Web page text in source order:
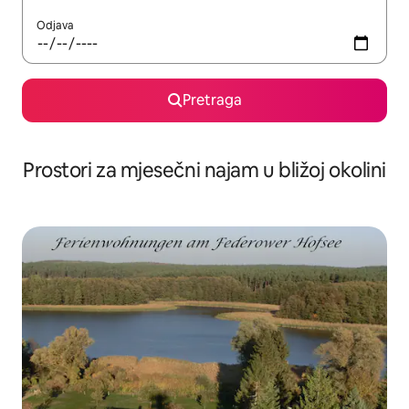
Odjava
Pretraga
Prostori za mjesečni najam u bližoj okolini